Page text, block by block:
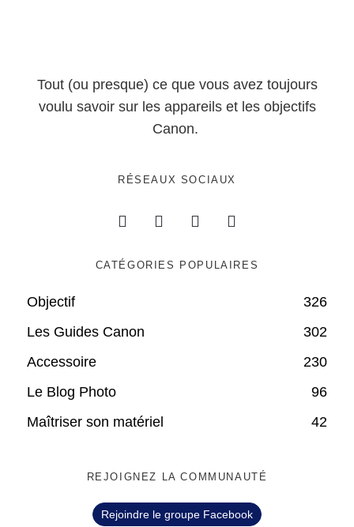
Tout (ou presque) ce que vous avez toujours
voulu savoir sur les appareils et les objectifs
Canon.
RÉSEAUX SOCIAUX
CATÉGORIES POPULAIRES
Objectif
326
Les Guides Canon
302
Accessoire
230
Le Blog Photo
96
Maîtriser son matériel
42
REJOIGNEZ LA COMMUNAUTÉ
Rejoindre le groupe Facebook